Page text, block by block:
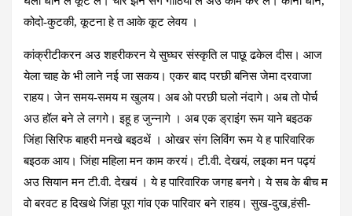
कोदो-कुटकी, कूटना हे त आके कूट लेवय ।
कांक्रीटीकरन अउ शहरीकरन ये सुघ्घर संस्कृति ल पाछू ढकेल दीस। आज
येला चाह के भी लाने नई जा सकय। एकर बाद परछी बनिस जेमा दरवाजा
राहय। जेन समय-समय म खुलय। अब ओ परछी घलो नंदागे। अब तो पोर्च
अउ हॉल बने ले लगगे। इहू ह जुन्नागे । अब एक ड्राइंग रूम याने बइठक
जिंहा सिरिफ बाहरी मनखे बइठथें । ओखर संग लिविंग रूम ये ह पारिवारिक
बइठक आय। जिंहा महिला मन काम करयं। टी.वी. देखयं, लइका मन पढ्यं
अउ सियान मन टी.वी. देखयं । ये ह पारिवारिक जगह बनगे। ये सब के बीच म
वो बरवट ह दिखथे जिंहा पूरा गांव एक पारिवार बने राहय। सुख-दुख,हंसी-